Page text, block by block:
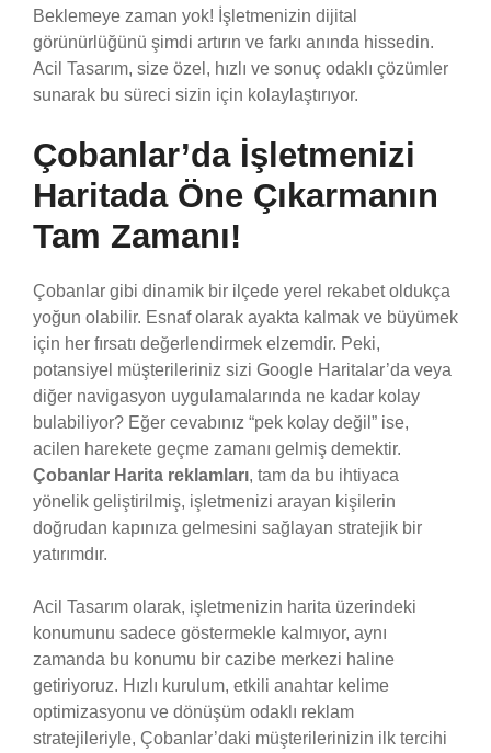
Beklemeye zaman yok! İşletmenizin dijital
görünürlüğünü şimdi artırın ve farkı anında hissedin.
Acil Tasarım, size özel, hızlı ve sonuç odaklı çözümler
sunarak bu süreci sizin için kolaylaştırıyor.
Çobanlar’da İşletmenizi
Haritada Öne Çıkarmanın
Tam Zamanı!
Çobanlar gibi dinamik bir ilçede yerel rekabet oldukça
yoğun olabilir. Esnaf olarak ayakta kalmak ve büyümek
için her fırsatı değerlendirmek elzemdir. Peki,
potansiyel müşterileriniz sizi Google Haritalar’da veya
diğer navigasyon uygulamalarında ne kadar kolay
bulabiliyor? Eğer cevabınız “pek kolay değil” ise,
acilen harekete geçme zamanı gelmiş demektir.
Çobanlar Harita reklamları, tam da bu ihtiyaca
yönelik geliştirilmiş, işletmenizi arayan kişilerin
doğrudan kapınıza gelmesini sağlayan stratejik bir
yatırımdır.
Acil Tasarım olarak, işletmenizin harita üzerindeki
konumunu sadece göstermekle kalmıyor, aynı
zamanda bu konumu bir cazibe merkezi haline
getiriyoruz. Hızlı kurulum, etkili anahtar kelime
optimizasyonu ve dönüşüm odaklı reklam
stratejileriyle, Çobanlar’daki müşterilerinizin ilk tercihi